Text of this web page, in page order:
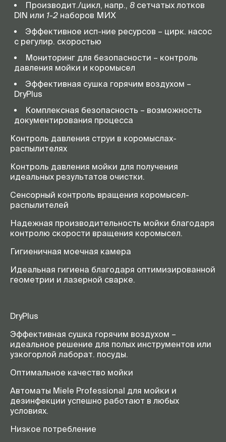
Производит./цикл, напр., 8 сетчатых лотков
DIN или 1-2 наборов МИХ
Эффективное исп-ние ресурсов – цирк. насос
с регулир. скоростью
Мониторинг для безопасности – контроль
давления мойки и коромысел
Эффективная сушка горячим воздухом –
DryPlus
Комплексная безопасность – возможность
документирования процесса
Контроль давления струи в коромыслах-
распылителях
Контроль давления мойки для получения
идеальных результатов очистки.
Сенсорный контроль вращения коромысел-
распылителей
Надежная производительность мойки благодаря
контролю скорости вращения коромысел.
Гигиеничная моечная камера
Идеальная гигиена благодаря оптимизированной
геометрии и лазерной сварке.
DryPlus
Эффективная сушка горячим воздухом –
идеальное решение для полых инструментов или
узкогорлой лаборат. посуды.
Оптимальное качество мойки
Автоматы Miele Professional для мойки и
дезинфекции успешно работают в любых
условиях.
Низкое потребление